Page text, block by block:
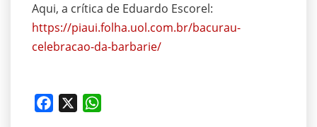
Aqui, a crítica de Eduardo Escorel:
https://piaui.folha.uol.com.br/bacurau-
celebracao-da-barbarie/
Facebook